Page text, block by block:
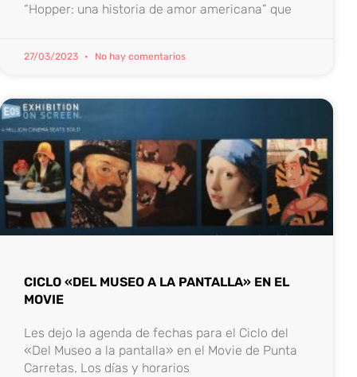
“Hopper: una historia de amor americana” que
27/03/2023 No hay comentarios
CICLO «DEL MUSEO A LA PANTALLA» EN EL
MOVIE
Les dejo la agenda de fechas para el Ciclo del
«Del Museo a la pantalla» en el Movie de Punta
Carretas. Los días y horarios